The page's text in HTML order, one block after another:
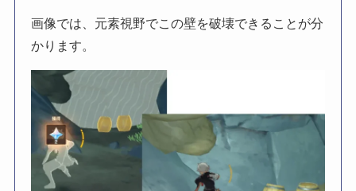
画像では、元素視野でこの壁を破壊できることが分
かります。